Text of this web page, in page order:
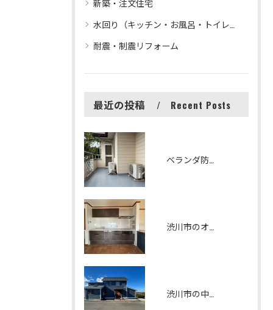
新築・注文住宅
水回り（キッチン・お風呂・トイレ等）リフォーム
耐震・制震リフォーム
最近の投稿 Recent Posts